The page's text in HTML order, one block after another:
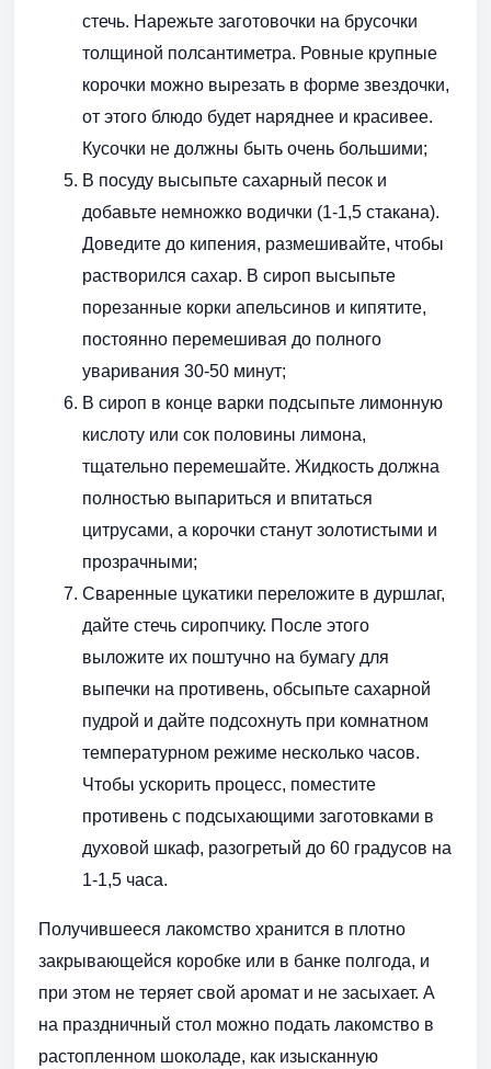
стечь. Нарежьте заготовочки на брусочки
толщиной полсантиметра. Ровные крупные
корочки можно вырезать в форме звездочки,
от этого блюдо будет наряднее и красивее.
Кусочки не должны быть очень большими;
В посуду высыпьте сахарный песок и
добавьте немножко водички (1-1,5 стакана).
Доведите до кипения, размешивайте, чтобы
растворился сахар. В сироп высыпьте
порезанные корки апельсинов и кипятите,
постоянно перемешивая до полного
уваривания 30-50 минут;
В сироп в конце варки подсыпьте лимонную
кислоту или сок половины лимона,
тщательно перемешайте. Жидкость должна
полностью выпариться и впитаться
цитрусами, а корочки станут золотистыми и
прозрачными;
Сваренные цукатики переложите в дуршлаг,
дайте стечь сиропчику. После этого
выложите их поштучно на бумагу для
выпечки на противень, обсыпьте сахарной
пудрой и дайте подсохнуть при комнатном
температурном режиме несколько часов.
Чтобы ускорить процесс, поместите
противень с подсыхающими заготовками в
духовой шкаф, разогретый до 60 градусов на
1-1,5 часа.
Получившееся лакомство хранится в плотно
закрывающейся коробке или в банке полгода, и
при этом не теряет свой аромат и не засыхает. А
на праздничный стол можно подать лакомство в
растопленном шоколаде, как изысканную